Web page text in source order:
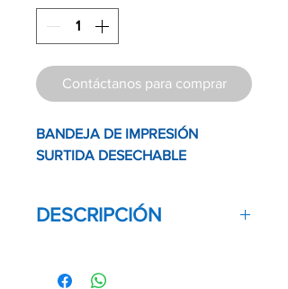
Contáctanos para comprar
BANDEJA DE IMPRESIÓN
SURTIDA DESECHABLE
DESCRIPCIÓN